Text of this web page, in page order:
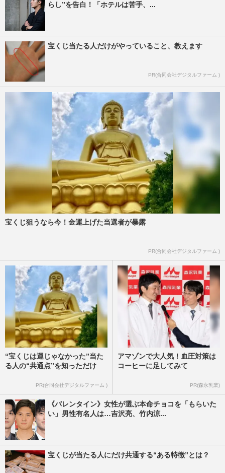
らし”を告白！「ホテルは苦手、...
宝くじ当たる人だけがやっていること、教えます
PR(合同会社デジタルファーム )
宝くじ狙うなら今！金運上げた当選者が暴露
PR(合同会社デジタルファーム )
“宝くじは運じゃなかった”当た
る人の“共通点”を知っただけ
PR(合同会社デジタルファーム )
アマゾンで大人気！血圧対策は
コーヒーに足してみて
PR(森永乳業)
《バレンタイン》女性が選ぶ本命チョコを「もらいた
い」男性有名人は…吉沢亮、竹内涼...
宝くじが当たる人にだけ共通する“ある特徴”とは？